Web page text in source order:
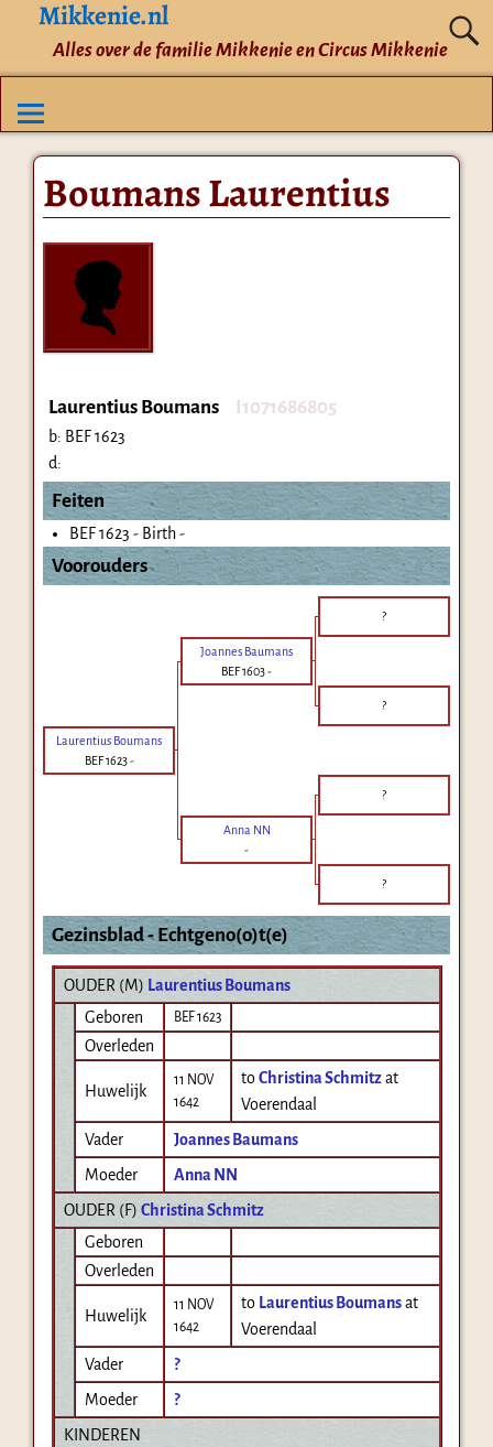
Mikkenie.nl
Alles over de familie Mikkenie en Circus Mikkenie
Boumans Laurentius
Laurentius Boumans I1071686805
b: BEF 1623
d:
Feiten
BEF 1623 - Birth -
Voorouders
?
Joannes Baumans
BEF 1603-
?
Laurentius Boumans
BEF 1623-
?
Anna NN
-
?
Gezinsblad - Echtgeno(o)t(e)
OUDER (M) Laurentius Boumans
Geboren
BEF 1623
Overleden
Huwelijk
11 NOV
1642
toChristina Schmitz at
Voerendaal
Vader
Joannes Baumans
Moeder
Anna NN
OUDER (F) Christina Schmitz
Geboren
Overleden
Huwelijk
11 NOV
1642
to Laurentius Boumans at
Voerendaal
Vader
?
Moeder
?
KINDEREN